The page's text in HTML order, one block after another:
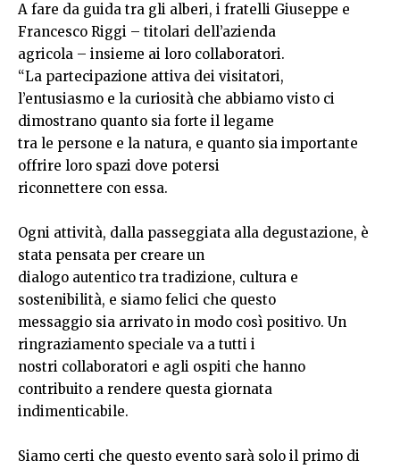
A fare da guida tra gli alberi, i fratelli Giuseppe e
Francesco Riggi – titolari dell’azienda
agricola – insieme ai loro collaboratori.
“La partecipazione attiva dei visitatori,
l’entusiasmo e la curiosità che abbiamo visto ci
dimostrano quanto sia forte il legame
tra le persone e la natura, e quanto sia importante
offrire loro spazi dove potersi
riconnettere con essa.
Ogni attività, dalla passeggiata alla degustazione, è
stata pensata per creare un
dialogo autentico tra tradizione, cultura e
sostenibilità, e siamo felici che questo
messaggio sia arrivato in modo così positivo. Un
ringraziamento speciale va a tutti i
nostri collaboratori e agli ospiti che hanno
contribuito a rendere questa giornata
indimenticabile.
Siamo certi che questo evento sarà solo il primo di